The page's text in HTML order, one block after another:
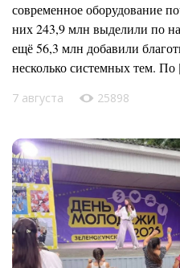
современное оборудование
них 243,9 млн выделили по
ещё 56,3 млн добавили
несколько системных тем.
7 августа 25898